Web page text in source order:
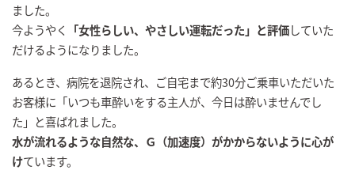
ました。
今ようやく
「女性らしい、やさしい運転だった」と評価していた
だけるようになりました。
あるとき、病院を退院され、ご自宅まで約30分ご乗車いただいた
お客様に「いつも車酔いをする主人が、今日は酔いませんでし
た」と喜ばれました。
水が流れるような自然な、Ｇ（加速度）がかからないように心が
けています。